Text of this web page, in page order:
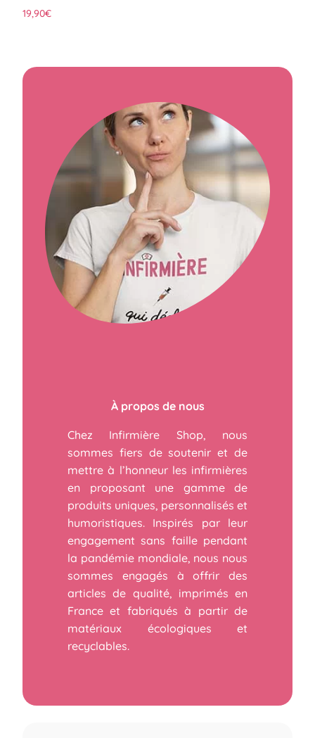
19,90€
À propos de nous
Chez Infirmière Shop, nous
sommes fiers de soutenir et de
mettre à l’honneur les infirmières
en proposant une gamme de
produits uniques, personnalisés et
humoristiques. Inspirés par leur
engagement sans faille pendant
la pandémie mondiale, nous nous
sommes engagés à offrir des
articles de qualité, imprimés en
France et fabriqués à partir de
matériaux écologiques et
recyclables.